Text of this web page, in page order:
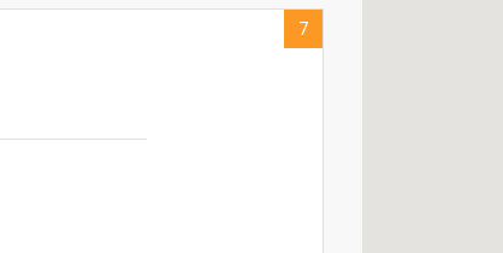
7